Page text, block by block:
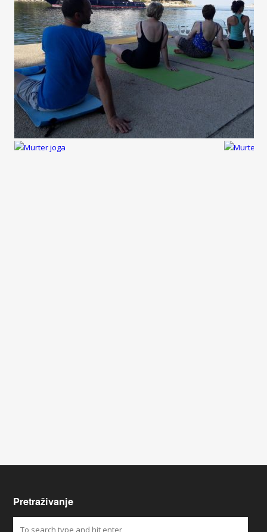
Pretraživanje